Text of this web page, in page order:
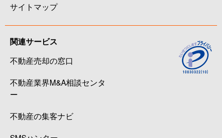
サイトマップ
関連サービス
不動産売却の窓口
不動産業界M&A相談センタ
ー
不動産の集客ナビ